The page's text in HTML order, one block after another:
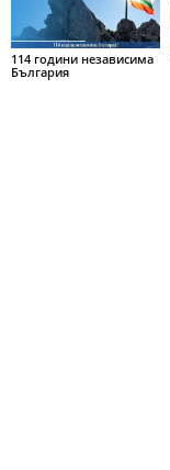
114 години независима
България